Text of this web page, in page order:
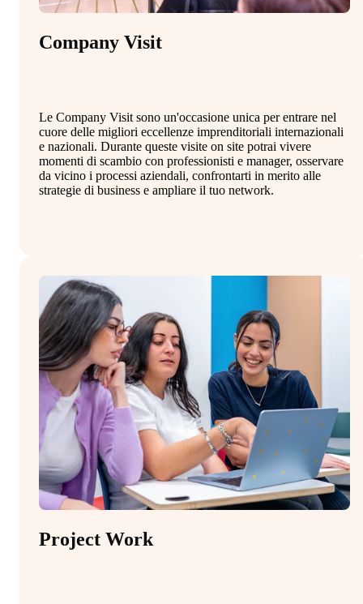
Company Visit
Le Company Visit sono un'occasione unica per entrare nel
cuore delle migliori eccellenze imprenditoriali internazionali
e nazionali. Durante queste visite on site potrai vivere
momenti di scambio con professionisti e manager, osservare
da vicino i processi aziendali, confrontarti in merito alle
strategie di business e ampliare il tuo network.
Project Work